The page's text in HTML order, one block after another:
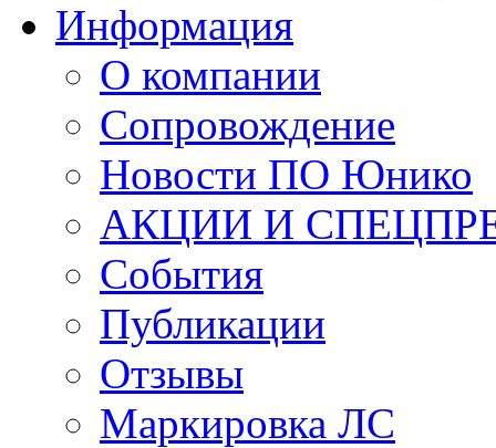
Информация
О компании
Сопровождение
Новости ПО Юнико
АКЦИИ И
События
Публикации
Отзывы
Маркировка ЛС